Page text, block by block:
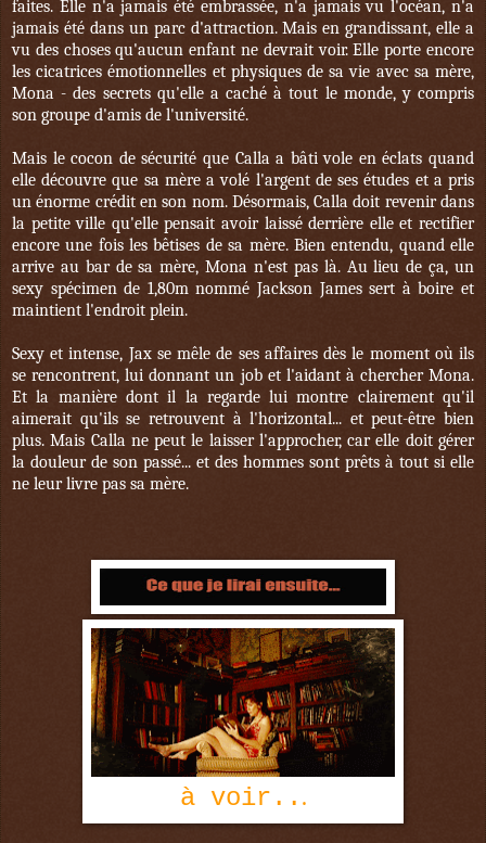
faites. Elle n'a jamais été embrassée, n'a jamais vu l'océan, n'a
jamais été dans un parc d'attraction. Mais en grandissant, elle a
vu des choses qu'aucun enfant ne devrait voir. Elle porte encore
les cicatrices émotionnelles et physiques de sa vie avec sa mère,
Mona - des secrets qu'elle a caché à tout le monde, y compris
son groupe d'amis de l'université.
Mais le cocon de sécurité que Calla a bâti vole en éclats quand
elle découvre que sa mère a volé l'argent de ses études et a pris
un énorme crédit en son nom. Désormais, Calla doit revenir dans
la petite ville qu'elle pensait avoir laissé derrière elle et rectifier
encore une fois les bêtises de sa mère. Bien entendu, quand elle
arrive au bar de sa mère, Mona n'est pas là. Au lieu de ça, un
sexy spécimen de 1,80m nommé Jackson James sert à boire et
maintient l'endroit plein.
Sexy et intense, Jax se mêle de ses affaires dès le moment où ils
se rencontrent, lui donnant un job et l'aidant à chercher Mona.
Et la manière dont il la regarde lui montre clairement qu'il
aimerait qu'ils se retrouvent à l'horizontal... et peut-être bien
plus. Mais Calla ne peut le laisser l'approcher, car elle doit gérer
la douleur de son passé... et des hommes sont prêts à tout si elle
ne leur livre pas sa mère.
à voir.. .